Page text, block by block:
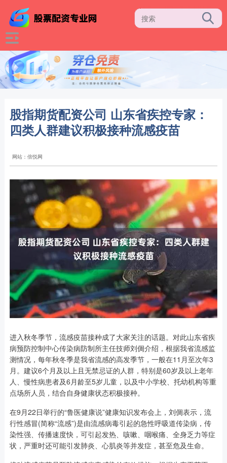
股指期货配资公司 山东省疾控专家：
四类人群建议积极接种流感疫苗
网站：倍悦网
进入秋冬季节，流感疫苗接种成了大家关注的话题。对此山东省疾
病预防控制中心传染病防制所主任技师刘倜介绍，根据我省流感监
测情况，每年秋冬季是我省流感的高发季节，一般在11月至次年3
月。建议6个月及以上且无禁忌证的人群，特别是60岁及以上老年
人、慢性病患者及6月龄至5岁儿童，以及中小学校、托幼机构等重
点场所人员，结合自身健康状态积极接种。
在9月22日举行的“鲁医健康说”健康知识发布会上，刘倜表示，流
行性感冒(简称“流感”)是由流感病毒引起的急性呼吸道传染病，传
染性强、传播速度快，可引起发热、咳嗽、咽喉痛、全身乏力等症
状，严重时还可能引发肺炎、心肌炎等并发症，甚至危及生命。